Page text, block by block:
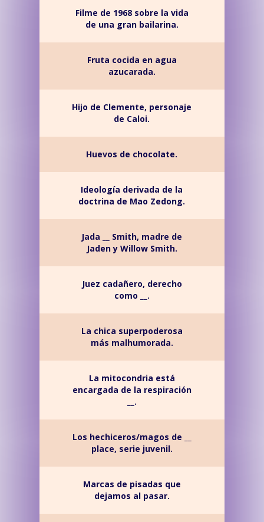
Filme de 1968 sobre la vida
de una gran bailarina.
Fruta cocida en agua
azucarada.
Hijo de Clemente, personaje
de Caloi.
Huevos de chocolate.
Ideología derivada de la
doctrina de Mao Zedong.
Jada __ Smith, madre de
Jaden y Willow Smith.
Juez cadañero, derecho
como __.
La chica superpoderosa
más malhumorada.
La mitocondria está
encargada de la respiración
__.
Los hechiceros/magos de __
place, serie juvenil.
Marcas de pisadas que
dejamos al pasar.